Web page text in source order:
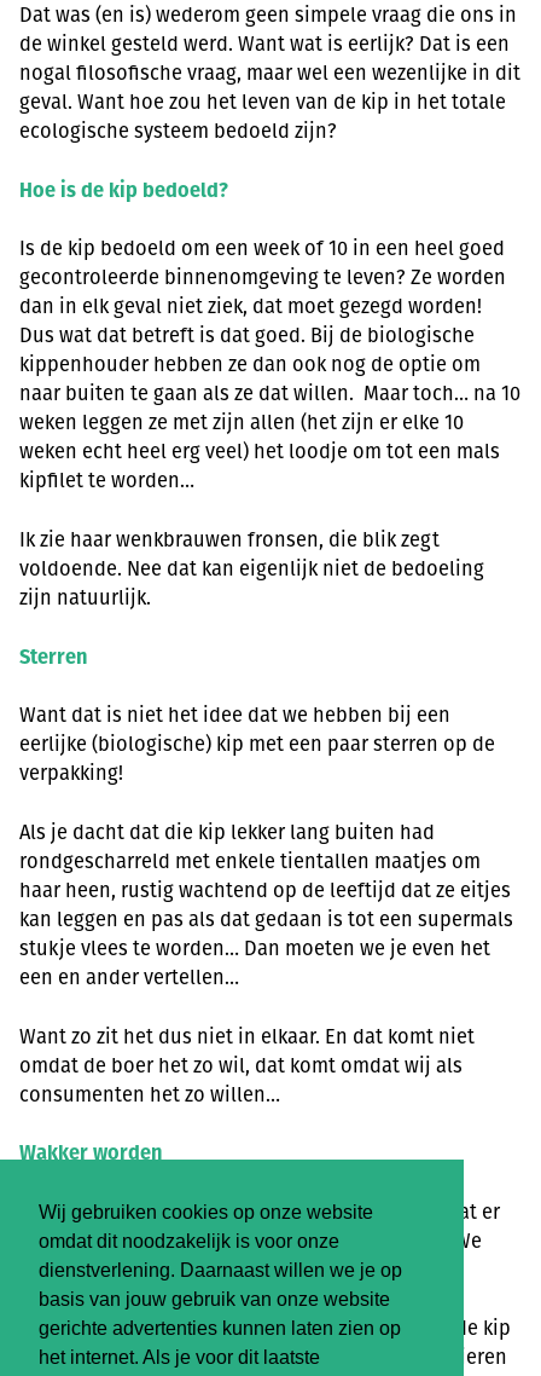
Wij gebruiken cookies op onze website
omdat dit noodzakelijk is voor onze
dienstverlening. Daarnaast willen we je op
basis van jouw gebruik van onze website
gerichte advertenties kunnen laten zien op
het internet. Als je voor dit laatste
Dat was (en is) wederom geen simpele vraag die ons in
de winkel gesteld werd. Want wat is eerlijk? Dat is een
nogal filosofische vraag, maar wel een wezenlijke in dit
geval. Want hoe zou het leven van de kip in het totale
ecologische systeem bedoeld zijn?
Hoe is de kip bedoeld?
Is de kip bedoeld om een week of 10 in een heel goed
gecontroleerde binnenomgeving te leven? Ze worden
dan in elk geval niet ziek, dat moet gezegd worden!
Dus wat dat betreft is dat goed. Bij de biologische
kippenhouder hebben ze dan ook nog de optie om
naar buiten te gaan als ze dat willen. Maar toch… na 10
weken leggen ze met zijn allen (het zijn er elke 10
weken echt heel erg veel) het loodje om tot een mals
kipfilet te worden…
Ik zie haar wenkbrauwen fronsen, die blik zegt
voldoende. Nee dat kan eigenlijk niet de bedoeling
zijn natuurlijk.
Sterren
Want dat is niet het idee dat we hebben bij een
eerlijke (biologische) kip met een paar sterren op de
verpakking!
Als je dacht dat die kip lekker lang buiten had
rondgescharreld met enkele tientallen maatjes om
haar heen, rustig wachtend op de leeftijd dat ze eitjes
kan leggen en pas als dat gedaan is tot een supermals
stukje vlees te worden… Dan moeten we je even het
een en ander vertellen…
Want zo zit het dus niet in elkaar. En dat komt niet
omdat de boer het zo wil, dat komt omdat wij als
consumenten het zo willen…
Wakker worden
Wij consumenten moeten daarom goed weten wat er
nodig is om aan onze vraag te kunnen voldoen. We
moeten nu echt wakker worden!
De malsheid van het kippenvlees kan alleen als de kip
jonger blijft dan de leeftijd waarop ze normaal eieren